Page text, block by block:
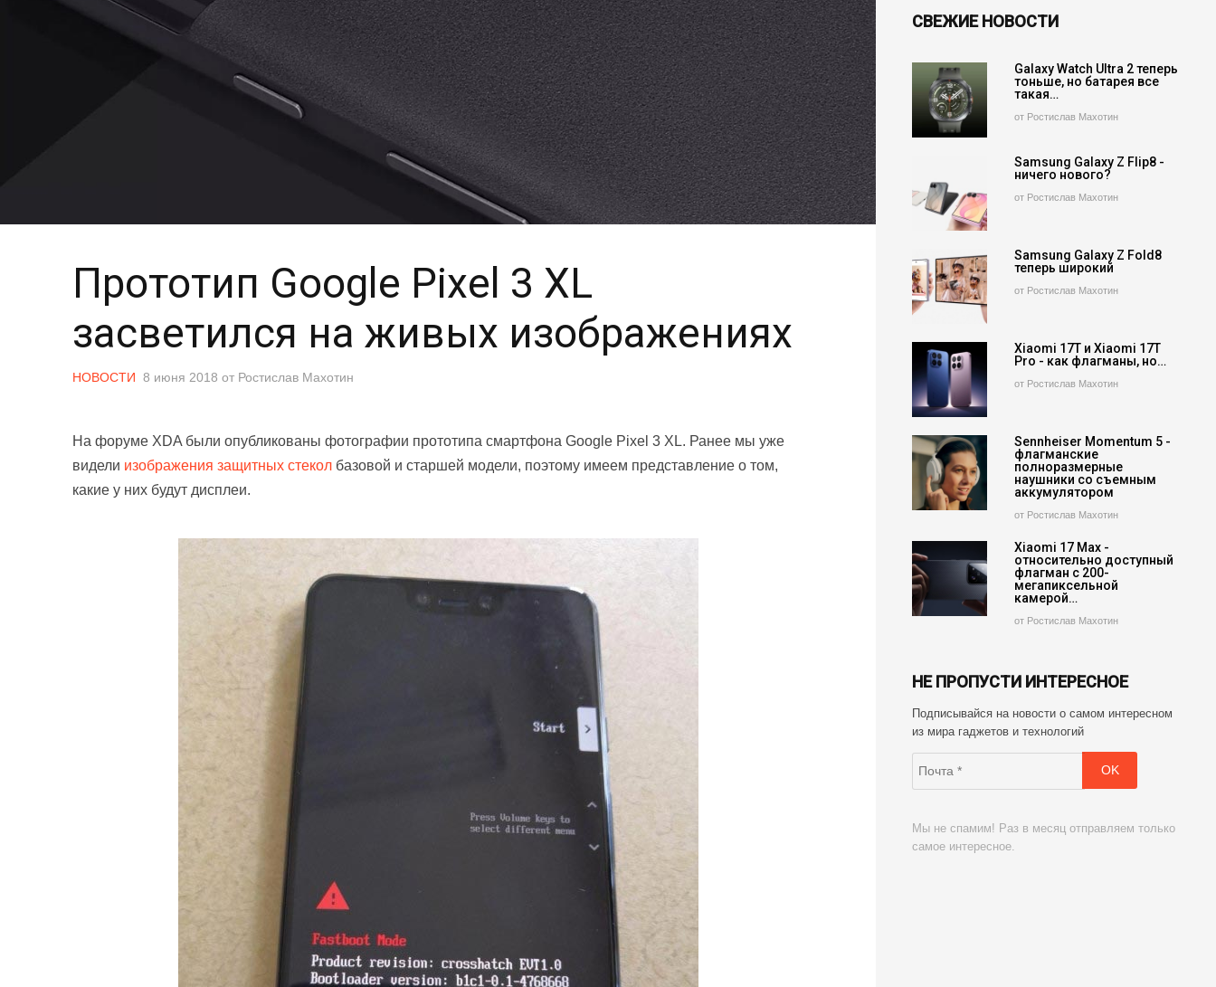
Прототип Google Pixel 3 XL
засветился на живых изображениях
НОВОСТИ 8 июня 2018 от Ростислав Махотин
На форуме XDA были опубликованы фотографии прототипа смартфона Google Pixel 3 XL. Ранее мы уже
видели изображения защитных стекол базовой и старшей модели, поэтому имеем представление о том,
какие у них будут дисплеи.
СВЕЖИЕ НОВОСТИ
Galaxy Watch Ultra 2 теперь
тоньше, но батарея все
такая…
от Ростислав Махотин
Samsung Galaxy Z Flip8 -
ничего нового?
от Ростислав Махотин
Samsung Galaxy Z Fold8
теперь широкий
от Ростислав Махотин
Xiaomi 17T и Xiaomi 17T
Pro - как флагманы, но…
от Ростислав Махотин
Sennheiser Momentum 5 -
флагманские
полноразмерные
наушники со съемным
аккумулятором
от Ростислав Махотин
Xiaomi 17 Max -
относительно доступный
флагман с 200-
мегапиксельной
камерой…
от Ростислав Махотин
НЕ ПРОПУСТИ ИНТЕРЕСНОЕ
Подписывайся на новости о самом интересном
из мира гаджетов и технологий
Мы не спамим! Раз в месяц отправляем только
самое интересное.